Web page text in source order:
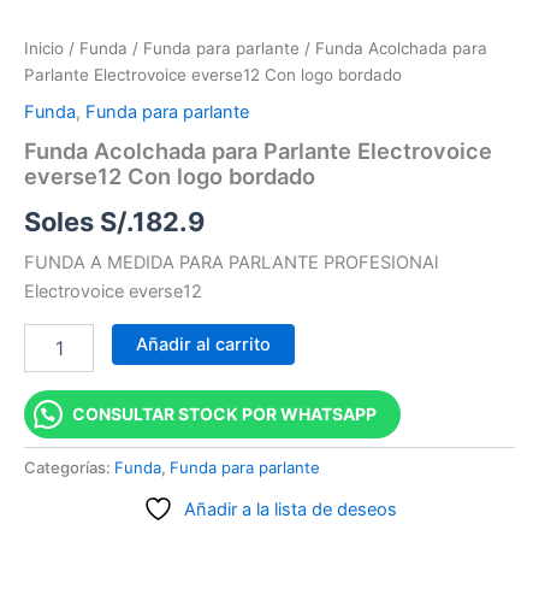
Inicio / Funda / Funda para parlante / Funda Acolchada para
Parlante Electrovoice everse12 Con logo bordado
Funda, Funda para parlante
Funda Acolchada para Parlante Electrovoice
everse12 Con logo bordado
Soles S/.182.9
FUNDA A MEDIDA PARA PARLANTE PROFESIONAl
Electrovoice everse12
Añadir al carrito
CONSULTAR STOCK POR WHATSAPP
Categorías: Funda, Funda para parlante
Añadir a la lista de deseos